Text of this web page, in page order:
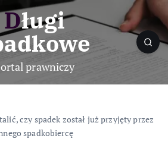
Długi
prawniczy
czy spadek został już przyjęty przez
spadkobiercę